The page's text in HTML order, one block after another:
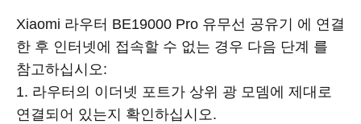
Xiaomi 라우터 BE19000 Pro 유무선 공유기 에 연결
한 후 인터넷에 접속할 수 없는 경우 다음 단계 를
참고하십시오:
1. 라우터의 이더넷 포트가 상위 광 모뎀에 제대로
연결되어 있는지 확인하십시오.